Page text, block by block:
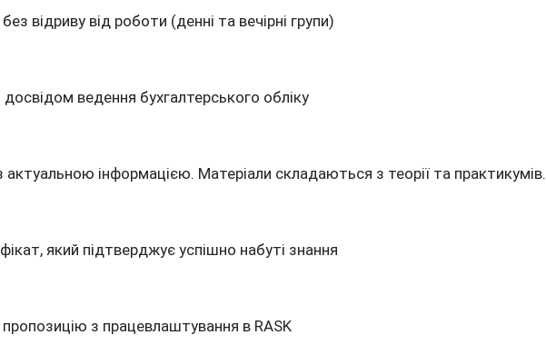
відриву від роботи (денні та вечірні групи)
ведення бухгалтерського обліку
актуальною інформацією. Матеріали складаються з теорії та практикумів.
який підтверджує успішно набуті знання
з працевлаштування в RASK